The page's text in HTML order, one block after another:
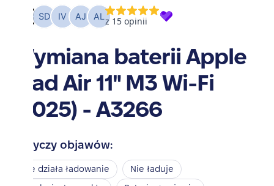
Wymiana baterii Apple
iPad Air 11" M3 Wi-Fi
(2025) - A3266
Dotyczy objawów:
Nie działa ładowanie
Nie ładuje